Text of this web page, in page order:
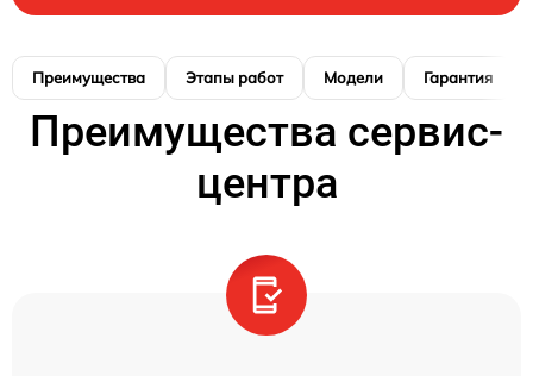
Преимущества Этапы работ Модели Гарантия
Преимущества сервис-
центра